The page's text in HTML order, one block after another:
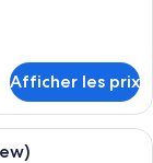
Afficher les prix
avec un grand